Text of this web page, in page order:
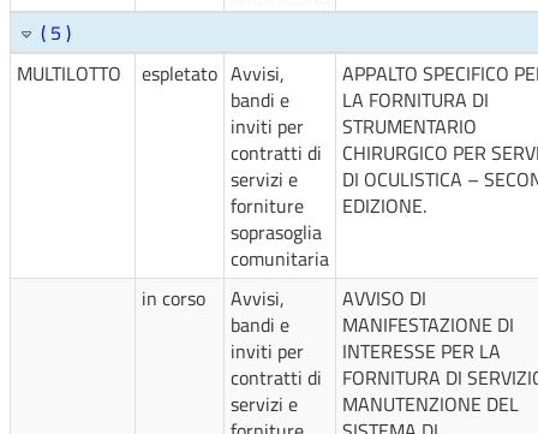
( 5 )
MULTILOTTO
espletato Avvisi,
bandi e
inviti per
contratti di
servizi e
forniture
soprasoglia
comunitaria
APPALTO SPECIFICO
LA FORNITURA DI
STRUMENTARIO
CHIRURGICO PER
DI OCULISTICA –
EDIZIONE.
in corso
Avvisi,
bandi e
inviti per
contratti di
servizi e
AVVISO DI
MANIFESTAZIONE DI
INTERESSE PER LA
FORNITURA DI
MANUTENZIONE DEL